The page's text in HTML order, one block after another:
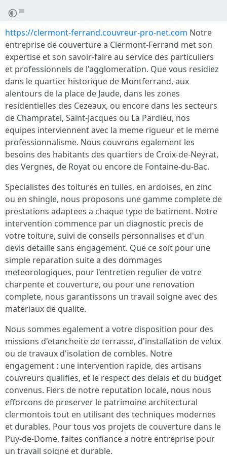
https://clermont-ferrand.couvreur-pro-net.com Notre
entreprise de couverture a Clermont-Ferrand met son
expertise et son savoir-faire au service des particuliers
et professionnels de l'agglomeration. Que vous residiez
dans le quartier historique de Montferrand, aux
alentours de la place de Jaude, dans les zones
residentielles des Cezeaux, ou encore dans les secteurs
de Champratel, Saint-Jacques ou La Pardieu, nos
equipes interviennent avec la meme rigueur et le meme
professionnalisme. Nous couvrons egalement les
besoins des habitants des quartiers de Croix-de-Neyrat,
des Vergnes, de Royat ou encore de Fontaine-du-Bac.
Specialistes des toitures en tuiles, en ardoises, en zinc
ou en shingle, nous proposons une gamme complete de
prestations adaptees a chaque type de batiment. Notre
intervention commence par un diagnostic precis de
votre toiture, suivi de conseils personnalises et d'un
devis detaille sans engagement. Que ce soit pour une
simple reparation suite a des dommages
meteorologiques, pour l'entretien regulier de votre
charpente et couverture, ou pour une renovation
complete, nous garantissons un travail soigne avec des
materiaux de qualite.
Nous sommes egalement a votre disposition pour des
missions d'etancheite de terrasse, d'installation de velux
ou de travaux d'isolation de combles. Notre
engagement : une intervention rapide, des artisans
couvreurs qualifies, et le respect des delais et du budget
convenus. Fiers de notre reputation locale, nous nous
efforcons de preserver le patrimoine architectural
clermontois tout en utilisant des techniques modernes
et durables. Pour tous vos projets de couverture dans le
Puy-de-Dome, faites confiance a notre entreprise pour
un travail soigne et durable.